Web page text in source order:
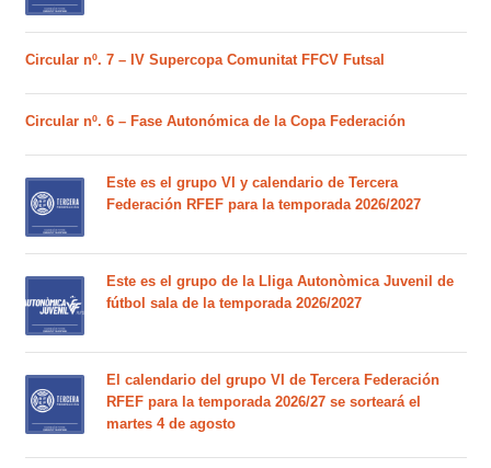
Circular nº. 7 – IV Supercopa Comunitat FFCV Futsal
Circular nº. 6 – Fase Autonómica de la Copa Federación
Este es el grupo VI y calendario de Tercera
Federación RFEF para la temporada 2026/2027
Este es el grupo de la Lliga Autonòmica Juvenil de
fútbol sala de la temporada 2026/2027
El calendario del grupo VI de Tercera Federación
RFEF para la temporada 2026/27 se sorteará el
martes 4 de agosto